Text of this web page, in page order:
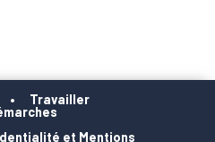
Travailler
et Mentions